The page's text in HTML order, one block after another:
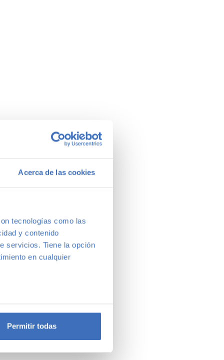
Acerca de las cookies
tecnologías como las
y contenido
servicios. Tiene la opción
en cualquier
varios metros
en la
Permitir todas